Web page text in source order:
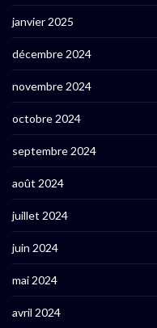
janvier 2025
décembre 2024
novembre 2024
octobre 2024
septembre 2024
août 2024
juillet 2024
juin 2024
mai 2024
avril 2024